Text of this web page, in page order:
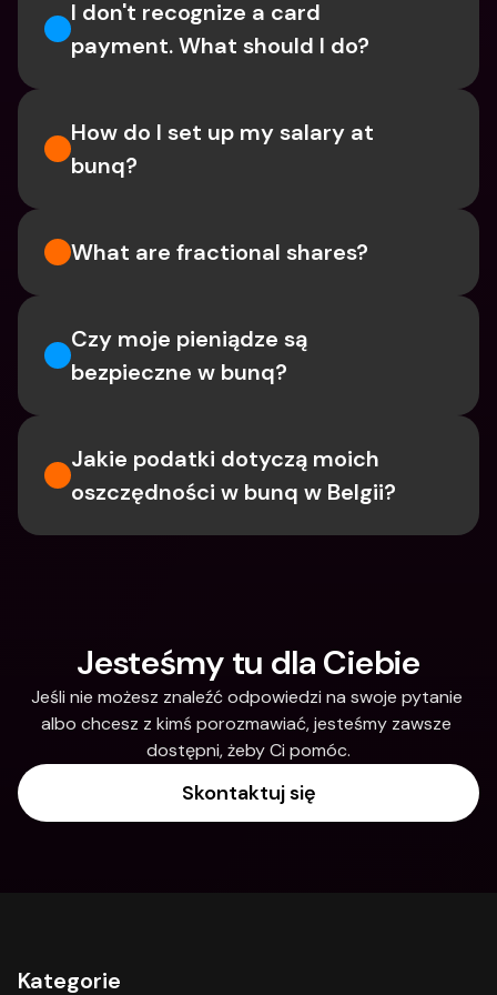
I don't recognize a card
payment. What should I do?
How do I set up my salary at
bunq?
What are fractional shares?
Czy moje pieniądze są
bezpieczne w bunq?
Jakie podatki dotyczą moich
oszczędności w bunq w Belgii?
Jesteśmy tu dla Ciebie
Jeśli nie możesz znaleźć odpowiedzi na swoje pytanie
albo chcesz z kimś porozmawiać, jesteśmy zawsze
dostępni, żeby Ci pomóc.
Skontaktuj się
Kategorie